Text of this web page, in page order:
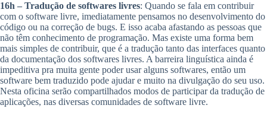
16h – Tradução de softwares livres: Quando se fala em contribuir
com o software livre, imediatamente pensamos no desenvolvimento do
código ou na correção de bugs. E isso acaba afastando as pessoas que
não têm conhecimento de programação. Mas existe uma forma bem
mais simples de contribuir, que é a tradução tanto das interfaces quanto
da documentação dos softwares livres. A barreira linguística ainda é
impeditiva pra muita gente poder usar alguns softwares, então um
software bem traduzido pode ajudar e muito na divulgação do seu uso.
Nesta oficina serão compartilhados modos de participar da tradução de
aplicações, nas diversas comunidades de software livre.